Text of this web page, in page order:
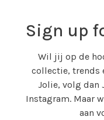
Sign up
Wil jij op de
collectie, trends
Jolie, volg dan
Instagram. Maar
aan